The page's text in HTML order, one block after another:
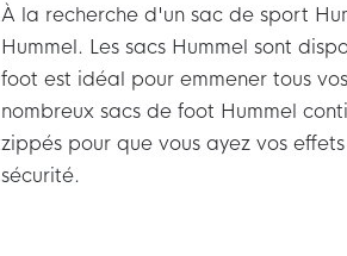
À la recherche d'un sac de sport
Hummel. Les sacs Hummel sont
foot est idéal pour emmener tous
nombreux sacs de foot Hummel
zippés pour que vous ayez vos
sécurité.